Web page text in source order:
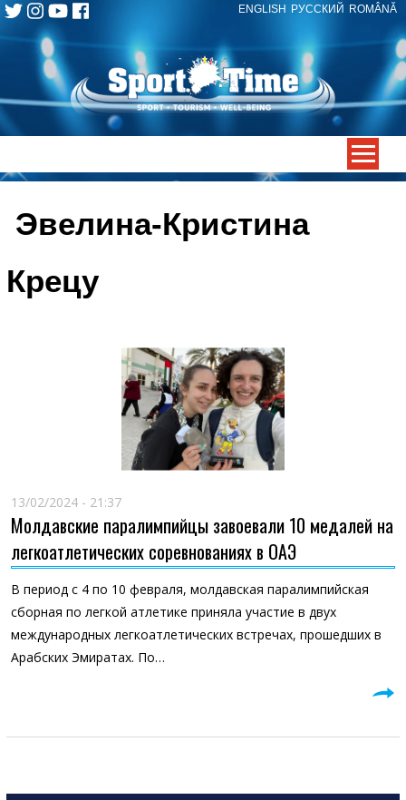
ENGLISH РУССКИЙ ROMÂNĂ
Skip
Эвелина-Кристина
Крецу
13/02/2024 - 21:37
Молдавские паралимпийцы завоевали 10 медалей на
легкоатлетических соревнованиях в ОАЭ
В период с 4 по 10 февраля, молдавская паралимпийская
сборная по легкой атлетике приняла участие в двух
международных легкоатлетических встречах, прошедших в
Арабских Эмиратах. По…